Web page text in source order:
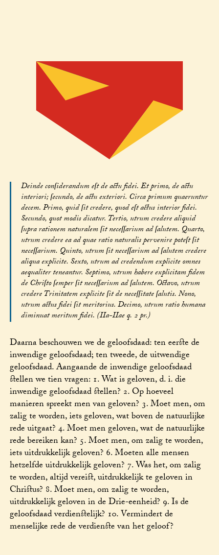
Deinde conſiderandum eſt de actu fidei. Et primo, de actu
interiori; ſecundo, de actu exteriori. Circa primum quaeruntur
decem. Primo, quid ſit credere, quod eſt actus interior fidei.
Secundo, quot modis dicatur. Tertio, utrum credere aliquid
ſupra rationem naturalem ſit neceſſarium ad ſalutem. Quarto,
utrum credere ea ad quae ratio naturalis pervenire poteſt ſit
neceſſarium. Quinto, utrum ſit neceſſarium ad ſalutem credere
aliqua explicite. Sexto, utrum ad credendum explicite omnes
aequaliter teneantur. Septimo, utrum habere explicitam fidem
de Chriſto ſemper ſit neceſſarium ad ſalutem. Octavo, utrum
credere Trinitatem explicite ſit de neceſſitate ſalutis. Nono,
utrum actus fidei ſit meritorius. Decimo, utrum ratio humana
diminuat meritum fidei. (IIa-IIae q. 2 pr.)
Daarna beschouwen we de geloofsdaad: ten eerste de
inwendige geloofsdaad; ten tweede, de uitwendige
geloofsdaad. Aangaande de inwendige geloofsdaad
stellen we tien vragen: 1. Wat is geloven, d. i. die
inwendige geloofsdaad stellen? 2. Op hoeveel
manieren spreekt men van geloven? 3. Moet men, om
zalig te worden, iets geloven, wat boven de natuurlijke
rede uitgaat? 4. Moet men geloven, wat de natuurlijke
rede bereiken kan? 5. Moet men, om zalig te worden,
iets uitdrukkelijk geloven? 6. Moeten alle mensen
hetzelfde uitdrukkelijk geloven? 7. Was het, om zalig
te worden, altijd vereist, uitdrukkelijk te geloven in
Christus? 8. Moet men, om zalig te worden,
uitdrukkelijk geloven in de Drie-eenheid? 9. Is de
geloofsdaad verdienstelijk? 10. Vermindert de
menselijke rede de verdienste van het geloof?